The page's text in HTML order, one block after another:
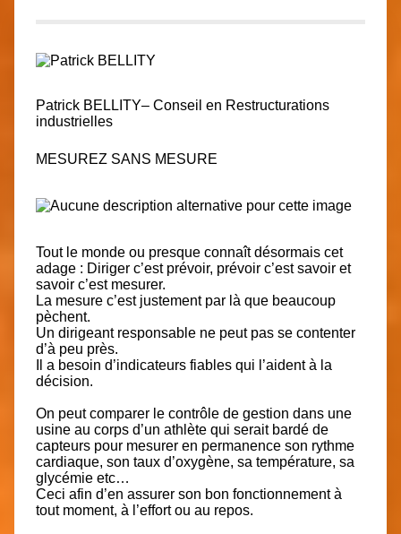
Patrick BELLITY– Conseil en Restructurations
industrielles
MESUREZ SANS MESURE
Tout le monde ou presque connaît désormais cet
adage : Diriger c’est prévoir, prévoir c’est savoir et
savoir c’est mesurer.
La mesure c’est justement par là que beaucoup
pèchent.
Un dirigeant responsable ne peut pas se contenter
d’à peu près.
Il a besoin d’indicateurs fiables qui l’aident à la
décision.
On peut comparer le contrôle de gestion dans une
usine au corps d’un athlète qui serait bardé de
capteurs pour mesurer en permanence son rythme
cardiaque, son taux d’oxygène, sa température, sa
glycémie etc…
Ceci afin d’en assurer son bon fonctionnement à
tout moment, à l’effort ou au repos.